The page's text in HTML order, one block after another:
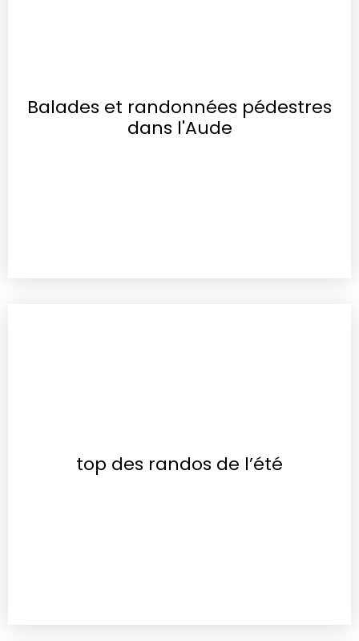
Balades et randonnées pédestres
dans l'Aude
top des randos de l’été